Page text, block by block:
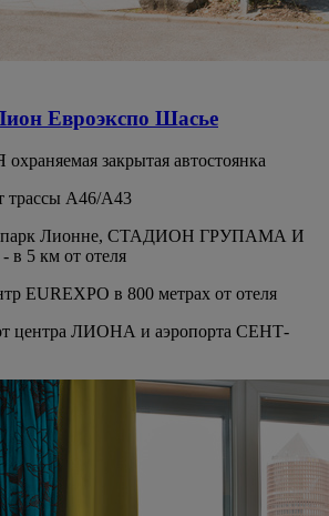
Евроэкспо Шасье
закрытая автостоянка
трассы A46/A43
парк Лионне, СТАДИОН ГРУПАМА И
5 км от отеля
EUREXPO в 800 метрах от отеля
центра ЛИОНА и аэропорта СЕНТ-